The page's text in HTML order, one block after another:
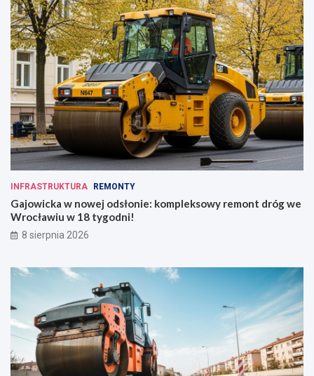
INFRASTRUKTURA REMONTY
Gajowicka w nowej odsłonie: kompleksowy remont dróg we
Wrocławiu w 18 tygodni!
8 sierpnia 2026